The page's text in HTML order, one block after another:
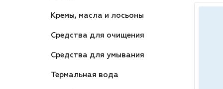
Кремы, масла и лосьоны
Средства для очищения
Средства для умывания
Термальная вода